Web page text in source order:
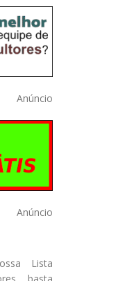
Anúncio
Anúncio
Lista
basta